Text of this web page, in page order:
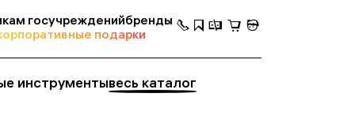
госучрежденийбренды
подарки
инструментывесь каталог